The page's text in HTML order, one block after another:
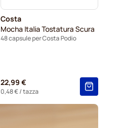
Costa
Mocha Italia Tostatura Scura
48 capsule per Costa Podio
22,99 €
0,48 €/ tazza